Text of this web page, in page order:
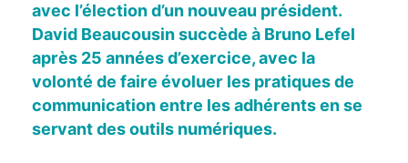
avec l’élection d’un nouveau président.
David Beaucousin succède à Bruno Lefel
après 25 années d’exercice, avec la
volonté de faire évoluer les pratiques de
communication entre les adhérents en se
servant des outils numériques.